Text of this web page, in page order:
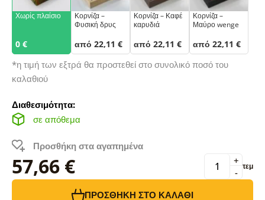
Χωρίς πλαίσιο
0 €
Κορνίζα –
Φυσική δρυς
από 22,11 €
Κορνίζα – Καφέ
καρυδιά
από 22,11 €
Κορνίζα –
Μαύρο wenge
από 22,11 €
*η τιμή των εξτρά θα προστεθεί στο συνολικό ποσό του
καλαθιού
Διαθεσιμότητα:
σε απόθεμα
Προσθήκη στα αγαπημένα
57,66 € -
+ τεμ
ΠΡΟΣΘΉΚΗ ΣΤΟ ΚΑΛΆΘΙ